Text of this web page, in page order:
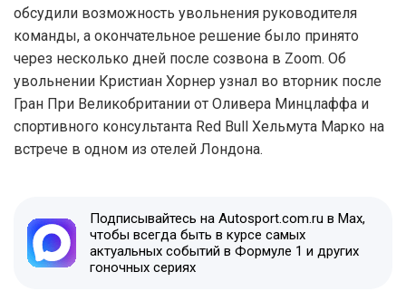
обсудили возможность увольнения руководителя
команды, а окончательное решение было принято
через несколько дней после созвона в Zoom. Об
увольнении Кристиан Хорнер узнал во вторник после
Гран При Великобритании от Оливера Минцлаффа и
спортивного консультанта Red Bull Хельмута Марко на
встрече в одном из отелей Лондона.
Подписывайтесь на Autosport.com.ru в Max,
чтобы всегда быть в курсе самых
актуальных событий в Формуле 1 и других
гоночных сериях